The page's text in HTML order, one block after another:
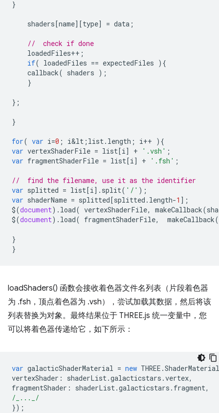
}
shaders [name][type] = data ;
//  check if done
loadedFiles++ ;
if( loadedFiles == expectedFiles ){
callback( shaders );
}
};
}
for( var i=0 ; i&lt ; list. length ; i++ ){
var vertexShaderFile = list [i] + '.vsh' ;
var fragmentShaderFile = list [i] + '.fsh' ;
//  find the filename, use it as the identifier
var splitted = list [i]. split( '/' );
var shaderName = splitted [splitted . length-1 ];
$(document). load( vertexShaderFile, makeCallback(
$(document). load( fragmentShaderFile, makeCallback(
}
}
loadShaders() 函数会接收着色器文件名列表（片段着色器
为 .fsh，顶点着色器为 .vsh），尝试加载其数据，然后将该
列表替换为对象。最终结果位于 THREE.js 统一变量中，您
可以将着色器传递给它，如下所示：
var galacticShaderMaterial = new THREE .ShaderMaterial
vertexShader : shaderList.galacticstars .vertex,
fragmentShader : shaderList.galacticstars . fragment,
/_..._/
});